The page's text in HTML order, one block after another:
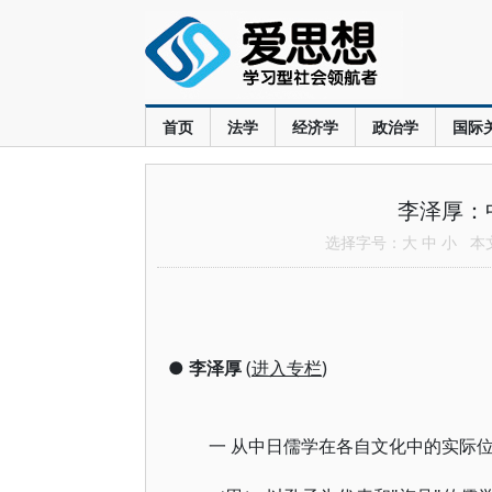
首页 法学 经济学 政治学 国际
李泽厚：
选择字号： 大 中 小 本
● 李泽厚(进入专栏)
一 从中日儒学在各自文化中的实际